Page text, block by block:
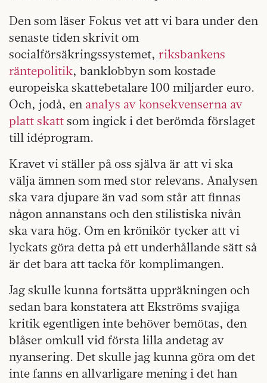
Den som läser Fokus vet att vi bara under den
senaste tiden skrivit om
socialförsäkringssystemet, riksbankens
räntepolitik, banklobbyn som kostade
europeiska skattebetalare 100 miljarder euro.
Och, jodå, en analys av konsekvenserna av
platt skatt som ingick i det berömda förslaget
till idéprogram.
Kravet vi ställer på oss själva är att vi ska
välja ämnen som med stor relevans. Analysen
ska vara djupare än vad som står att finnas
någon annanstans och den stilistiska nivån
ska vara hög. Om en krönikör tycker att vi
lyckats göra detta på ett underhållande sätt så
är det bara att tacka för komplimangen.
Jag skulle kunna fortsätta uppräkningen och
sedan bara konstatera att Ekströms svajiga
kritik egentligen inte behöver bemötas, den
blåser omkull vid första lilla andetag av
nyansering. Det skulle jag kunna göra om det
inte fanns en allvarligare mening i det han